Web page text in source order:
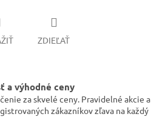
ZDIEĽAŤ
a výhodné ceny
za skvelé ceny. Pravidelné akcie a
zákazníkov zľava na každý